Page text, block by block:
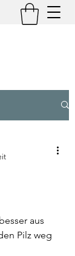
aus
Pilz weg